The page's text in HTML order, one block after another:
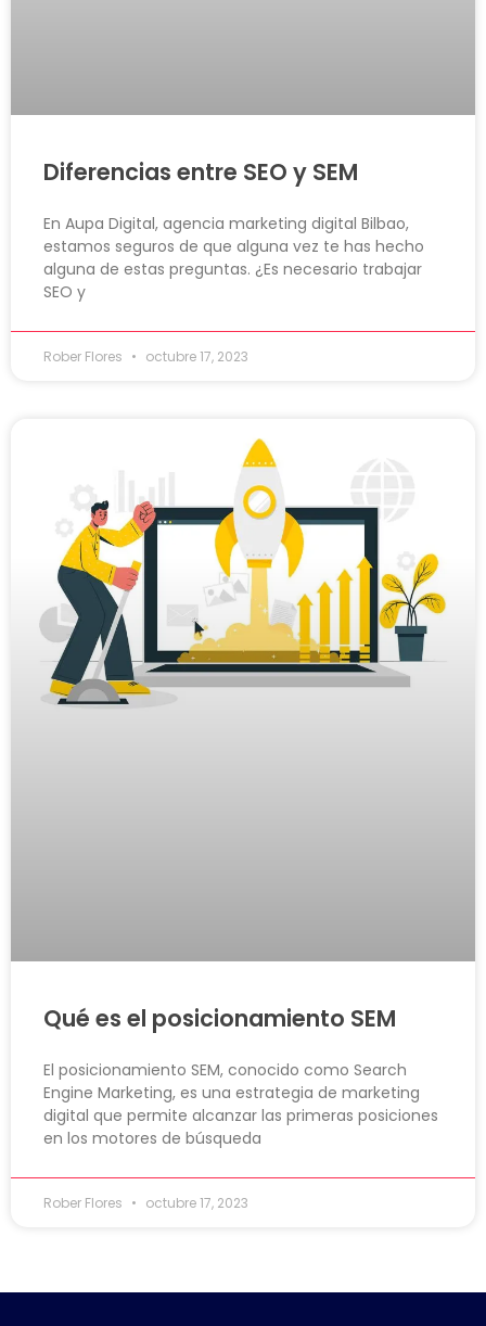
Diferencias entre SEO y SEM
En Aupa Digital, agencia marketing digital Bilbao,
estamos seguros de que alguna vez te has hecho
alguna de estas preguntas. ¿Es necesario trabajar
SEO y
Rober Flores octubre 17, 2023
Qué es el posicionamiento SEM
El posicionamiento SEM, conocido como Search
Engine Marketing, es una estrategia de marketing
digital que permite alcanzar las primeras posiciones
en los motores de búsqueda
Rober Flores octubre 17, 2023